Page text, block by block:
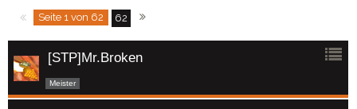
Seite 1 von 62 62
[STP]Mr.Broken
Meister